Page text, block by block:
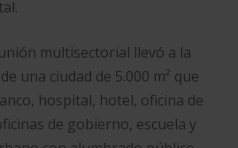
multisectorial llevó a la
una ciudad de 5.000 m² que
hospital, hotel, oficina de
de gobierno, escuela y